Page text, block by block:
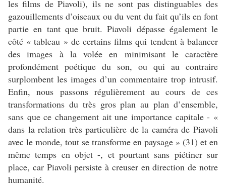
les films de Piavoli), ils ne sont pas distinguables des
gazouillements d’oiseaux ou du vent du fait qu’ils en font
partie en tant que bruit. Piavoli dépasse également le
côté « tableau » de certains films qui tendent à balancer
des images à la volée en minimisant le caractère
profondément poétique du son, ou qui au contraire
surplombent les images d’un commentaire trop intrusif.
Enfin, nous passons régulièrement au cours de ces
transformations du très gros plan au plan d’ensemble,
sans que ce changement ait une importance capitale - «
dans la relation très particulière de la caméra de Piavoli
avec le monde, tout se transforme en paysage » (31) et en
même temps en objet -, et pourtant sans piétiner sur
place, car Piavoli persiste à creuser en direction de notre
humanité.